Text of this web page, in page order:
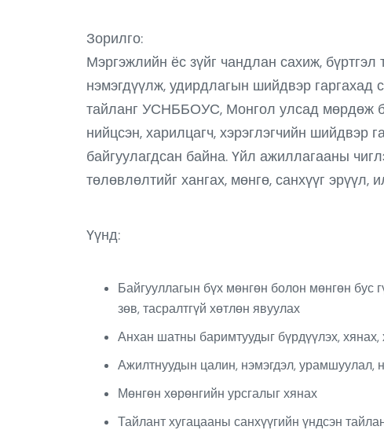
Зорилго:
Мэргэжлийн ёс зүйг чандлан сахиж,
нэмэгдүүлж, удирдлагын шийдвэр гаргахад
тайланг УСНББОУС, Монгол улсад мөрдөж
нийцсэн, харилцагч, хэрэглэгчийн шийдвэр
байгуулагдсан байна. Үйл ажиллагааны
төлөвлөлтийг хангах, мөнгө, санхүүг
Үүнд:
Байгууллагын бүх мөнгөн болон мөнгөн бус
зөв, тасралтгүй хөтлөн явуулах
Анхан шатны баримтуудыг бүрдүүлэх, хянах,
Ажилтнуудын цалин, нэмэгдэл, урамшуулал,
Мөнгөн хөрөнгийн урсгалыг хянах
Тайлант хугацааны санхүүгийн үндсэн